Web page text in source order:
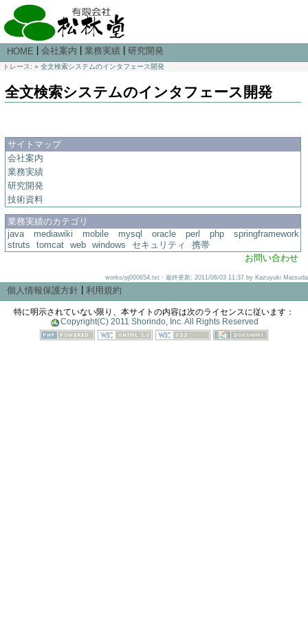
HOME 会社案内 業務実績| 研究開発
トレース: » 全文検索システムのインタフェース開発
全文検索システムのインタフェース開発
サイトマップ
会社案内
業務実績
研究開発
技術資料
業務実績のカテゴリ
java
mediawiki mobile mysql oracle perl php
springframework
struts
tomcat web windows セキュリティ
携帯
お問い合わせ
works/pj000654.txt · 最終更新: 2011/06/03 11:37 by Kazuyuki Matsuda
個人情報保護方針| 利用規約
特に明示されていない限り、本サイトの内容は次のライセンスに従います：
Copyright(C) 2011 Shorindo, Inc. All Rights Reserved